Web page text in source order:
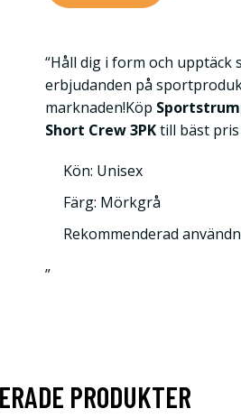
“Håll dig i form och upptäck
erbjudanden på
marknaden!Köp
Short Crew 3PKtill bäst
Kön: Unisex
Färg: Mörkgrå
Rekommenderad
”
PRODUKTER